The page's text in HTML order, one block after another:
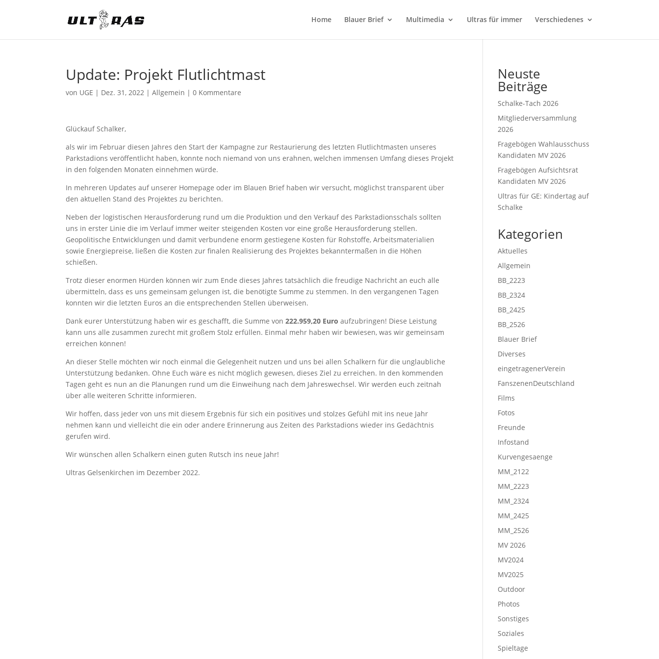
Home Blauer Brief Multimedia Ultras für immer Verschiedenes
Update: Projekt Flutlichtmast
von UGE | Dez. 31, 2022 |Allgemein |0 Kommentare
Glückauf Schalker,
als wir im Februar diesen Jahres den Start der Kampagne zur Restaurierung des letzten Flutlichtmasten unseres
Parkstadions veröffentlicht haben, konnte noch niemand von uns erahnen, welchen immensen Umfang dieses Projekt
in den folgenden Monaten einnehmen würde.
In mehreren Updates auf unserer Homepage oder im Blauen Brief haben wir versucht, möglichst transparent über
den aktuellen Stand des Projektes zu berichten.
Neben der logistischen Herausforderung rund um die Produktion und den Verkauf des Parkstadionsschals sollten
uns in erster Linie die im Verlauf immer weiter steigenden Kosten vor eine große Herausforderung stellen.
Geopolitische Entwicklungen und damit verbundene enorm gestiegene Kosten für Rohstoffe, Arbeitsmaterialien
sowie Energiepreise, ließen die Kosten zur finalen Realisierung des Projektes bekanntermaßen in die Höhen
schießen.
Trotz dieser enormen Hürden können wir zum Ende dieses Jahres tatsächlich die freudige Nachricht an euch alle
übermitteln, dass es uns gemeinsam gelungen ist, die benötigte Summe zu stemmen. In den vergangenen Tagen
konnten wir die letzten Euros an die entsprechenden Stellen überweisen.
Dank eurer Unterstützung haben wir es geschafft, die Summe von222.959,20 Euro aufzubringen! Diese Leistung
kann uns alle zusammen zurecht mit großem Stolz erfüllen. Einmal mehr haben wir bewiesen, was wir gemeinsam
erreichen können!
An dieser Stelle möchten wir noch einmal die Gelegenheit nutzen und uns bei allen Schalkern für die unglaubliche
Unterstützung bedanken. Ohne Euch wäre es nicht möglich gewesen, dieses Ziel zu erreichen. In den kommenden
Tagen geht es nun an die Planungen rund um die Einweihung nach dem Jahreswechsel. Wir werden euch zeitnah
über alle weiteren Schritte informieren.
Wir hoffen, dass jeder von uns mit diesem Ergebnis für sich ein positives und stolzes Gefühl mit ins neue Jahr
nehmen kann und vielleicht die ein oder andere Erinnerung aus Zeiten des Parkstadions wieder ins Gedächtnis
gerufen wird.
Wir wünschen allen Schalkern einen guten Rutsch ins neue Jahr!
Ultras Gelsenkirchen im Dezember 2022.
Neuste
Beiträge
Schalke-Tach 2026
Mitgliederversammlung
2026
Fragebögen Wahlausschuss
Kandidaten MV 2026
Fragebögen Aufsichtsrat
Kandidaten MV 2026
Ultras für GE: Kindertag auf
Schalke
Kategorien
Aktuelles
Allgemein
BB_2223
BB_2324
BB_2425
BB_2526
Blauer Brief
Diverses
eingetragenerVerein
FanszenenDeutschland
Films
Fotos
Freunde
Infostand
Kurvengesaenge
MM_2122
MM_2223
MM_2324
MM_2425
MM_2526
MV 2026
MV2024
MV2025
Outdoor
Photos
Sonstiges
Soziales
Spieltage